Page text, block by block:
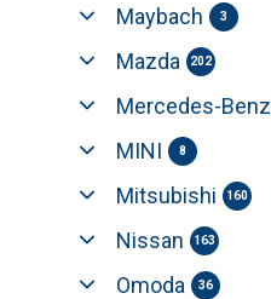
Maybach 3
Mazda 202
Mercedes-Benz
MINI 8
Mitsubishi 160
Nissan 163
Omoda 36